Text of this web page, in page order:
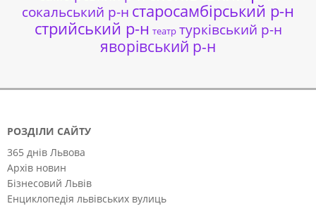
сокальський р-н старосамбірський р-н
стрийський р-н театр турківський р-н
яворівський р-н
РОЗДІЛИ САЙТУ
365 днів Львова
Архів новин
Бізнесовий Львів
Енциклопедія львівських вулиць